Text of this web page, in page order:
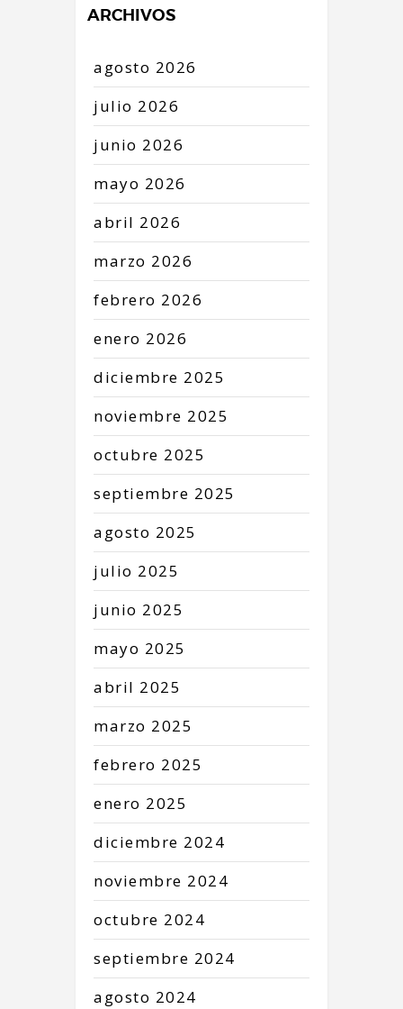
ARCHIVOS
agosto 2026
julio 2026
junio 2026
mayo 2026
abril 2026
marzo 2026
febrero 2026
enero 2026
diciembre 2025
noviembre 2025
octubre 2025
septiembre 2025
agosto 2025
julio 2025
junio 2025
mayo 2025
abril 2025
marzo 2025
febrero 2025
enero 2025
diciembre 2024
noviembre 2024
octubre 2024
septiembre 2024
agosto 2024